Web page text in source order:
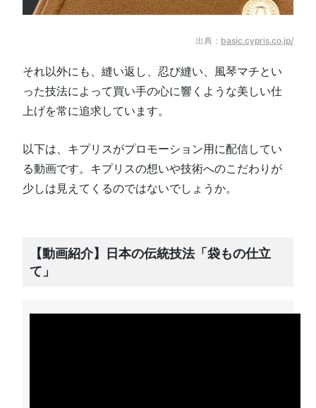
出典： basic.cypris.co.jp/
それ以外にも、縫い返し、忍び縫い、風琴マチとい
った技法によって買い手の心に響くような美しい仕
上げを常に追求しています。
以下は、キプリスがプロモーション用に配信してい
る動画です。キプリスの想いや技術へのこだわりが
少しは見えてくるのではないでしょうか。
【動画紹介】日本の伝統技法「袋もの仕立
て」